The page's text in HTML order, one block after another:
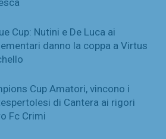
Cup: Nutini e De Luca ai
danno la coppa a Virtus
Cup Amatori, vincono i
di Cantera ai rigori
Fc Crimi